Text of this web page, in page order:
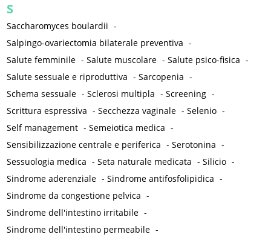
S
Saccharomyces boulardii -
Salpingo-ovariectomia bilaterale preventiva -
Salute femminile -Salute muscolare -Salute psico-fisica -
Salute sessuale e riproduttiva -Sarcopenia -
Schema sessuale -Sclerosi multipla -Screening -
Scrittura espressiva -Secchezza vaginale -Selenio -
Self management -Semeiotica medica -
Sensibilizzazione centrale e periferica -Serotonina -
Sessuologia medica -Seta naturale medicata -Silicio -
Sindrome aderenziale -Sindrome antifosfolipidica -
Sindrome da congestione pelvica -
Sindrome dell'intestino irritabile -
Sindrome dell'intestino permeabile -